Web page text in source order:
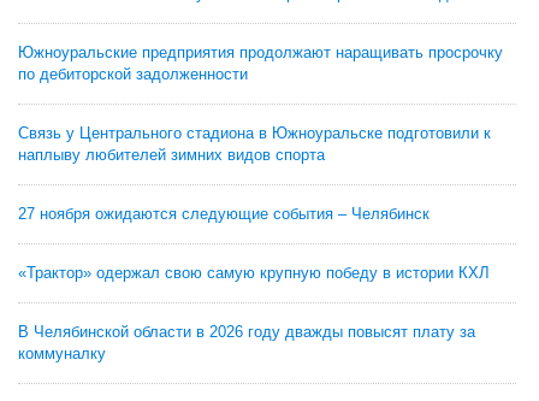
Южноуральские предприятия продолжают наращивать просрочку
по дебиторской задолженности
Связь у Центрального стадиона в Южноуральске подготовили к
наплыву любителей зимних видов спорта
27 ноября ожидаются следующие события – Челябинск
«Трактор» одержал свою самую крупную победу в истории КХЛ
В Челябинской области в 2026 году дважды повысят плату за
коммуналку